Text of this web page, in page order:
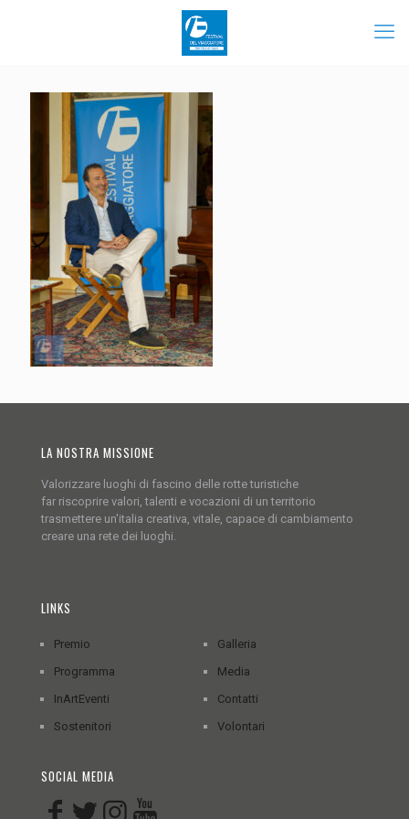
LA NOSTRA MISSIONE
Valorizzare luoghi di fascino delle rotte turistiche
far riscoprire valori, talenti e vocazioni di un territorio
trasmettere un'italia creativa, vitale, capace di cambiamento
creare una rete dei luoghi.
LINKS
Premio
Programma
InArtEventi
Sostenitori
Galleria
Media
Contatti
Volontari
SOCIAL MEDIA